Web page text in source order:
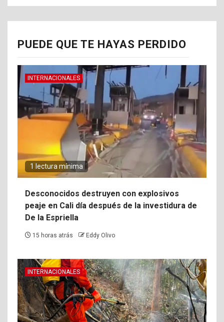
PUEDE QUE TE HAYAS PERDIDO
INTERNACIONALES
1 lectura mínima
Desconocidos destruyen con explosivos
peaje en Cali día después de la investidura de
De la Espriella
15 horas atrás Eddy Olivo
INTERNACIONALES